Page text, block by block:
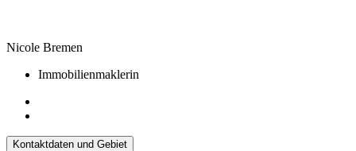
Nicole Bremen
Immobilienmaklerin
Kontaktdaten und Gebiet